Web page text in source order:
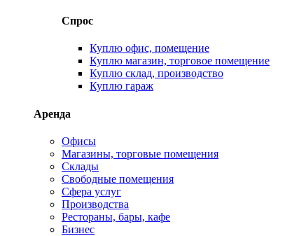
Спрос
Куплю офис, помещение
Куплю магазин, торговое помещение
Куплю склад, производство
Куплю гараж
Аренда
Офисы
Магазины, торговые помещения
Склады
Свободные помещения
Сфера услуг
Производства
Рестораны, бары, кафе
Бизнес